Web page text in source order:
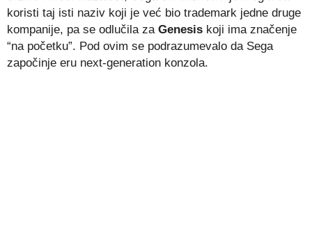
koristi taj isti naziv koji je već bio trademark jedne druge
kompanije, pa se odlučila za Genesis koji ima značenje
“na početku”. Pod ovim se podrazumevalo da Sega
započinje eru next-generation konzola.